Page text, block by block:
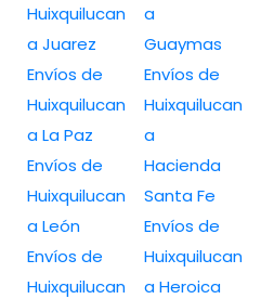
Huixquilucan
a Juarez
Envíos de
Huixquilucan
a La Paz
Envíos de
Huixquilucan
a León
Envíos de
Huixquilucan
a
Guaymas
Envíos de
Huixquilucan
a
Hacienda
Santa Fe
Envíos de
Huixquilucan
a Heroica